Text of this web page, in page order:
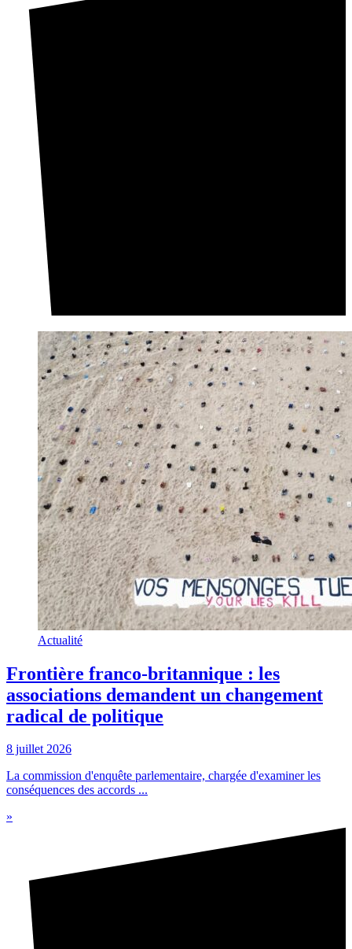
Actualité
Frontière franco-britannique : les
associations demandent un changement
radical de politique
8 juillet 2026
La commission d'enquête parlementaire, chargée d'examiner les
conséquences des accords ...
»